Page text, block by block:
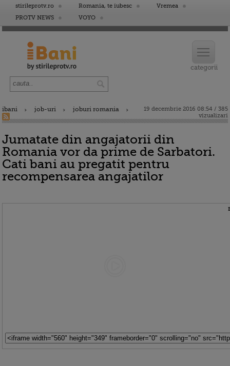
stirileprotv.ro Romania, te iubesc
Vremea
PROTV NEWS
VOYO
ibani job-uri joburi romania
19 decembrie 2016 08:54 / 385
vizualizari
Jumatate din angajatorii din
Romania vor da prime de Sarbatori.
Cati bani au pregatit pentru
recompensarea angajatilor